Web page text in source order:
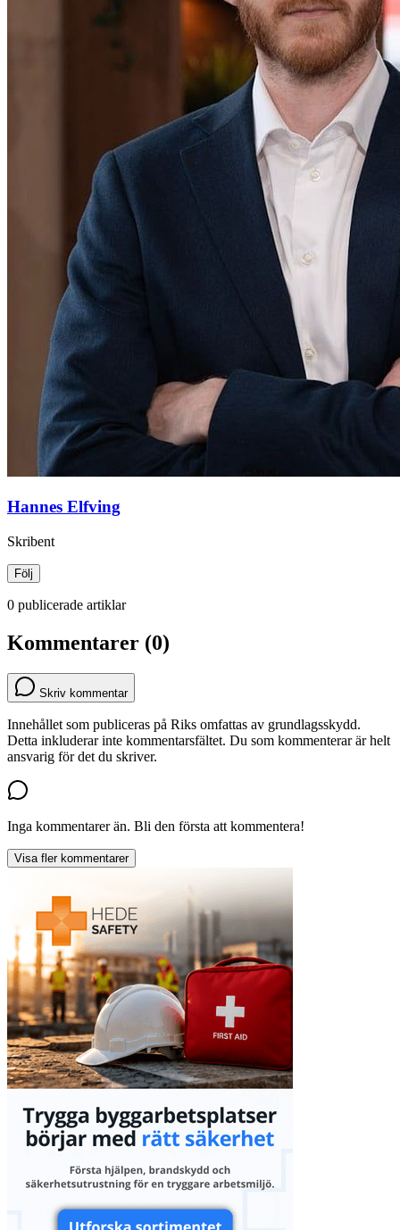
Hannes Elfving
Skribent
Följ
0 publicerade artiklar
Kommentarer (0)
Skriv kommentar
Innehållet som publiceras på Riks omfattas av grundlagsskydd.
Detta inkluderar inte kommentarsfältet. Du som kommenterar är helt
ansvarig för det du skriver.
Inga kommentarer än. Bli den första att kommentera!
Visa fler kommentarer